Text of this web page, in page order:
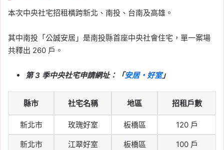
本次中央社宅招租橫跨新北、南投、台南及高雄。
其中南投「公誠安居」是南投縣首座中央社會住宅，單一案場
共釋出 260 戶。
第 3 季中央社宅申請網址：「安居・好室」
縣市 社宅名稱 地區 招租戶數
新北市 玫瑰好室 板橋區 120 戶
新北市 江翠好室 板橋區 100 戶